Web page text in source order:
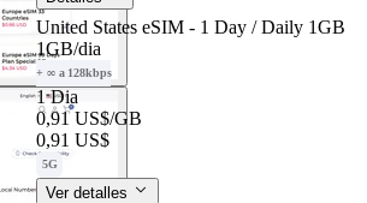
United States eSIM - 1 Day / Daily 1GB
1GB/dia
+ ∞ a 128kbps
1 Dia
0,91 US$/GB
0,91 US$
5G
Ver detalles